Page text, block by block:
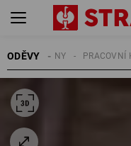
ODĚVY PRACOVNÍ
ŽENY